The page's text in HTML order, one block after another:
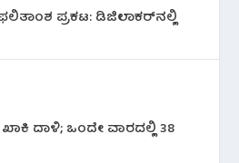
ಪ್ರಕಟ: ಡಿಜಿಲಾಕರ್‌ನಲ್ಲಿ
ದಾಳಿ; ಒಂದೇ ವಾರದಲ್ಲಿ 38